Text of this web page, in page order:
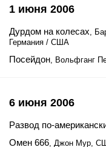
1 июня 2006
Дурдом на колесах,
Германия / США
Посейдон, Вольфганг
6 июня 2006
Развод по-
Омен 666, Джон Мур,